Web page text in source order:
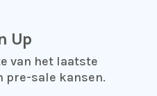
Up
van het laatste
pre-sale kansen.